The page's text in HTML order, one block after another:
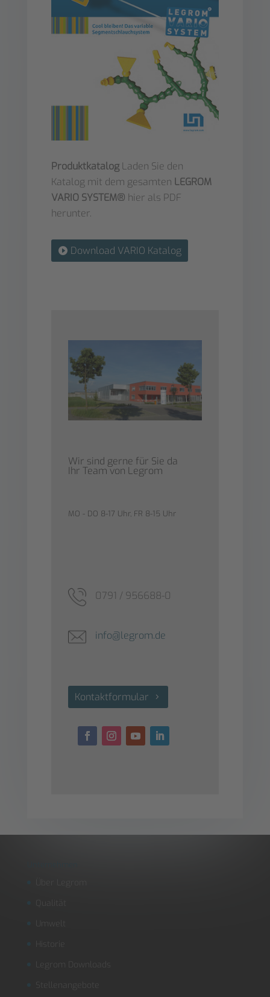
ProduktkatalogLaden Sie den
Katalog mit dem gesamten LEGROM
VARIO SYSTEM® hier als PDF
herunter.
Download VARIO Katalog
Wir sind gerne für Sie da
Ihr Team von Legrom
MO - DO 8-17 Uhr, FR 8-15 Uhr
0791 / 956688-0
info@legrom.de
Kontaktformular
Umwelt
Historie
Legrom Downloads
Stellenangebote